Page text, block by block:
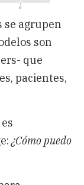
se agrupen
son
que
pacientes,
¿Cómo puedo